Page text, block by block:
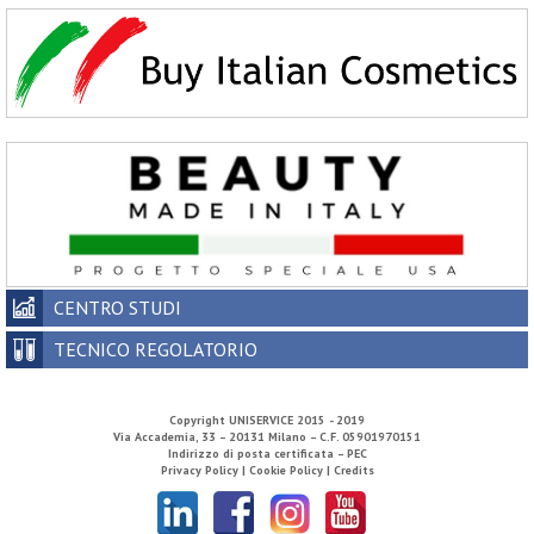
CENTRO STUDI
TECNICO REGOLATORIO
Copyright UNISERVICE 2015 - 2019
Via Accademia, 33 – 20131 Milano – C.F. 05901970151
Indirizzo di posta certificata – PEC
Privacy Policy | Cookie Policy | Credits